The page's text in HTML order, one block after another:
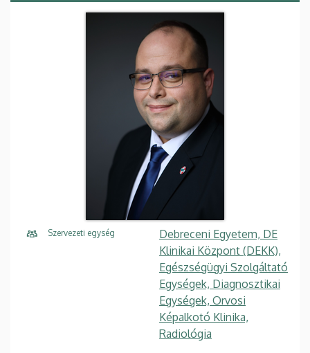
Szervezeti egység
Debreceni Egyetem, DE
Klinikai Központ (DEKK),
Egészségügyi Szolgáltató
Egységek, Diagnosztikai
Egységek, Orvosi
Képalkotó Klinika,
Radiológia